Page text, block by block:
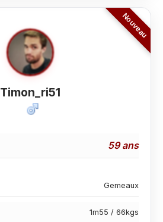
Timon_ri51
59 ans
Gemeaux
1m55 / 66kgs